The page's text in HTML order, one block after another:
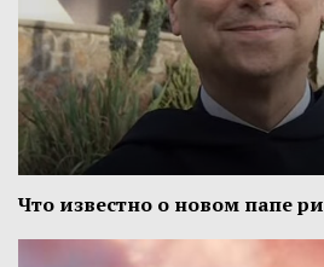
Что известно о новом папе